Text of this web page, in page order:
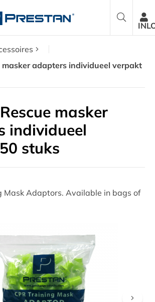
VIND EEN DEALER
masker adapters individueel verpakt
masker
individueel
stuks
Mask Adaptors. Available in bags of